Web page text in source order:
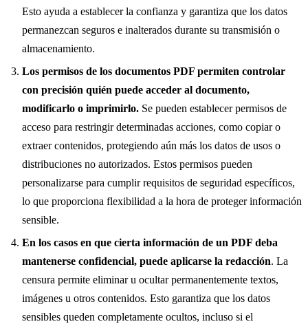
Esto ayuda a establecer la confianza y garantiza que los datos
permanezcan seguros e inalterados durante su transmisión o
almacenamiento.
Los permisos de los documentos PDF permiten controlar
con precisión quién puede acceder al documento,
modificarlo o imprimirlo. Se pueden establecer permisos de
acceso para restringir determinadas acciones, como copiar o
extraer contenidos, protegiendo aún más los datos de usos o
distribuciones no autorizados. Estos permisos pueden
personalizarse para cumplir requisitos de seguridad específicos,
lo que proporciona flexibilidad a la hora de proteger información
sensible.
En los casos en que cierta información de un PDF deba
mantenerse confidencial, puede aplicarse la redacción. La
censura permite eliminar u ocultar permanentemente textos,
imágenes u otros contenidos. Esto garantiza que los datos
sensibles queden completamente ocultos, incluso si el